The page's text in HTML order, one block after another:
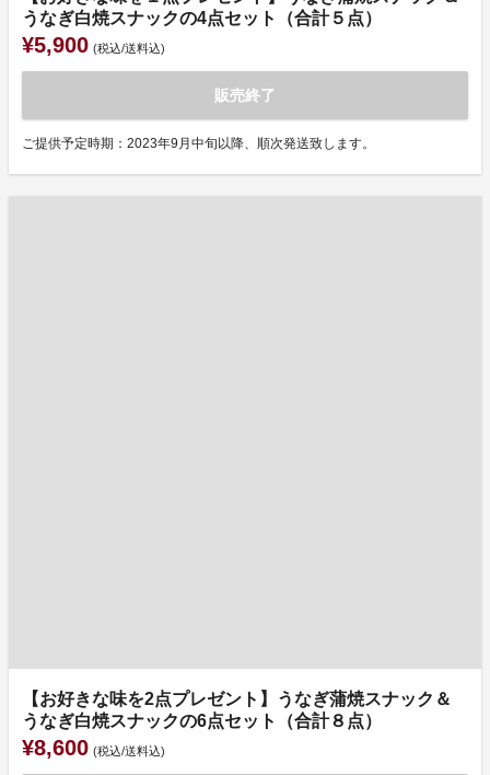
うなぎ白焼スナックの4点セット（合計５点）
¥5,900 (税込/送料込)
販売終了
ご提供予定時期：2023年9月中旬以降、順次発送致します。
【お好きな味を2点プレゼント】うなぎ蒲焼スナック＆
うなぎ白焼スナックの6点セット（合計８点）
¥8,600 (税込/送料込)